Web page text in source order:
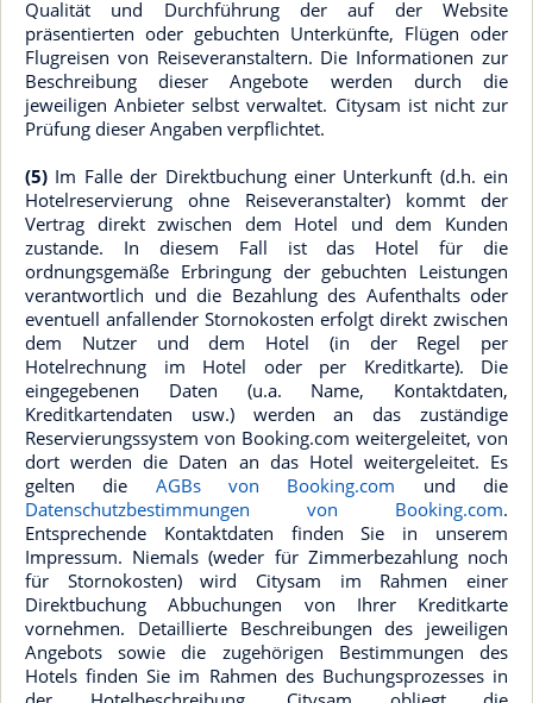
Qualität und Durchführung der auf der Website
präsentierten oder gebuchten Unterkünfte, Flügen oder
Flugreisen von Reiseveranstaltern. Die Informationen zur
Beschreibung dieser Angebote werden durch die
jeweiligen Anbieter selbst verwaltet. Citysam ist nicht zur
Prüfung dieser Angaben verpflichtet.
(5) Im Falle der Direktbuchung einer Unterkunft (d.h. ein
Hotelreservierung ohne Reiseveranstalter) kommt der
Vertrag direkt zwischen dem Hotel und dem Kunden
zustande. In diesem Fall ist das Hotel für die
ordnungsgemäße Erbringung der gebuchten Leistungen
verantwortlich und die Bezahlung des Aufenthalts oder
eventuell anfallender Stornokosten erfolgt direkt zwischen
dem Nutzer und dem Hotel (in der Regel per
Hotelrechnung im Hotel oder per Kreditkarte). Die
eingegebenen Daten (u.a. Name, Kontaktdaten,
Kreditkartendaten usw.) werden an das zuständige
Reservierungssystem von Booking.com weitergeleitet, von
dort werden die Daten an das Hotel weitergeleitet. Es
gelten die AGBs von Booking.com und die
Datenschutzbestimmungen von Booking.com.
Entsprechende Kontaktdaten finden Sie in unserem
Impressum. Niemals (weder für Zimmerbezahlung noch
für Stornokosten) wird Citysam im Rahmen einer
Direktbuchung Abbuchungen von Ihrer Kreditkarte
vornehmen. Detaillierte Beschreibungen des jeweiligen
Angebots sowie die zugehörigen Bestimmungen des
Hotels finden Sie im Rahmen des Buchungsprozesses in